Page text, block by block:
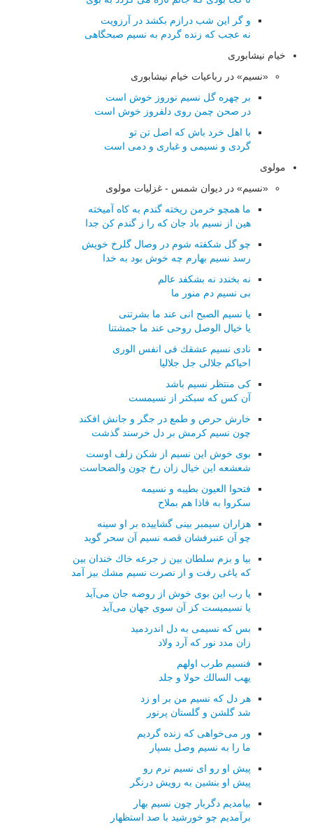
و گر این شب درازم بکشد در آرزویت
نه عجب که زنده گردم به نسیم صبحگاهی
خیام نیشابوری
«نسیم» در رباعیات خیام نیشابوری
بر چهره گل نسیم نوروز خوش است
در صحن چمن روی دلفروز خوش است
با اهل خرد باش که اصل تن تو
گردی و نسیمی و غباری و دمی است
مولوی
«نسیم» در دیوان شمس - غزلیات مولوی
ما همچو خرمن ریخته گندم به كاه آمیخته
هین از نسیم باد جان كه را ز گندم كن جدا
چو گل شكفته شوم در وصال گلرخ خویش
رسد نسیم بهارم چه خوش بود به خدا
نه بخندد نه بشكفد عالم
بی نسیم دم منور ما
یا نسیم الصبح انی عند ما بشرتنی
یا خیال الوصل روحی عند ما جمشتنا
نادی نسیم عشقك فی انفس الوری
احیاكم جلالی جل جلالیا
كی منتظر نسیم باشد
آن كس كه سبكتر از نسیمست
خارش حرص و طمع در جگر و جانش افكند
چون نسیم كرمش بر دل خرسند گذشت
بوی خوش این نسیم از شكن زلف اوست
شعشعه این خیال زان رخ چون والضحاست
فتحوا العیون بطیبه و نسیمه
سكروا به فاذا هم بملاح
هزاران سیمبر بینی گشاییده بر او سینه
چو آن عنبرفشان قصه نسیم آن سحر گوید
بیا و بزم سلطان بین ز جرعه خاك خندان بین
كه یاغی رفت و از نصرت نسیم مشك بیز آمد
یا رب این بوی خوش از روضه جان می‌آید
یا نسیمیست كز آن سوی جهان می‌آید
بس كه نسیمی به دل اندردمید
زان مدد نور كه آرد ولاد
فنسیم طرب اولهم
یهب السالك حولا و جلد
هر دل كه نسیم من بر او زد
شد گلشن و گلستان پرنور
ور می‌خواهی كه زنده گردیم
ما را به نسیم وصل بسپار
پیش او رو ای نسیم نرم رو
پیش او بنشین به رویش درنگر
بیامدیم دگربار چون نسیم بهار
برآمدیم چو خورشید با صد استظهار